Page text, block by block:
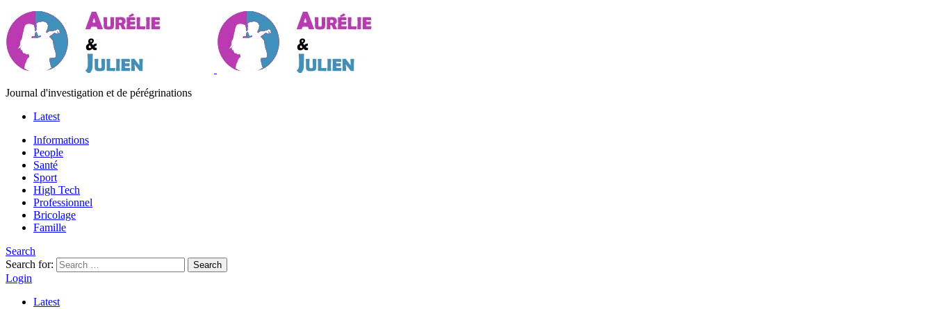
Journal d'investigation et de pérégrinations
Latest
Informations
People
Santé
Sport
High Tech
Professionnel
Bricolage
Famille
Search
Search for:
Search
Login
Latest